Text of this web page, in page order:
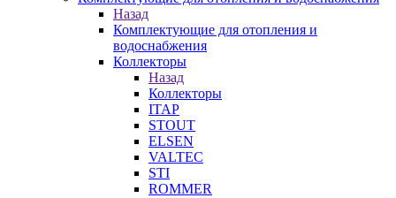
Назад
Комплектующие для отопления и
водоснабжения
Коллекторы
Назад
Коллекторы
ITAP
STOUT
ELSEN
VALTEC
STI
ROMMER